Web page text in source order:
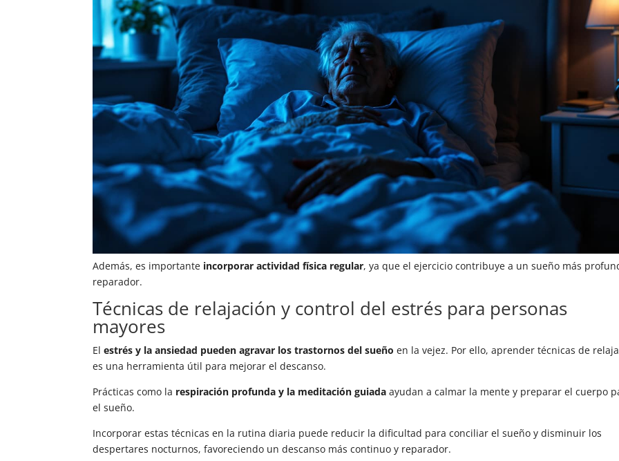
Además, es importante incorporar actividad física regular, ya que el ejercicio contribuye a un sueño más
reparador.
Técnicas de relajación y control del estrés para personas
mayores
Elestrés y la ansiedad pueden agravar los trastornos del sueño en la vejez. Por ello, aprender técnicas de
es una herramienta útil para mejorar el descanso.
Prácticas como la respiración profunda y la meditación guiada ayudan a calmar la mente y preparar el cuerpo
el sueño.
Incorporar estas técnicas en la rutina diaria puede reducir la dificultad para conciliar el sueño y disminuir los
despertares nocturnos, favoreciendo un descanso más continuo y reparador.